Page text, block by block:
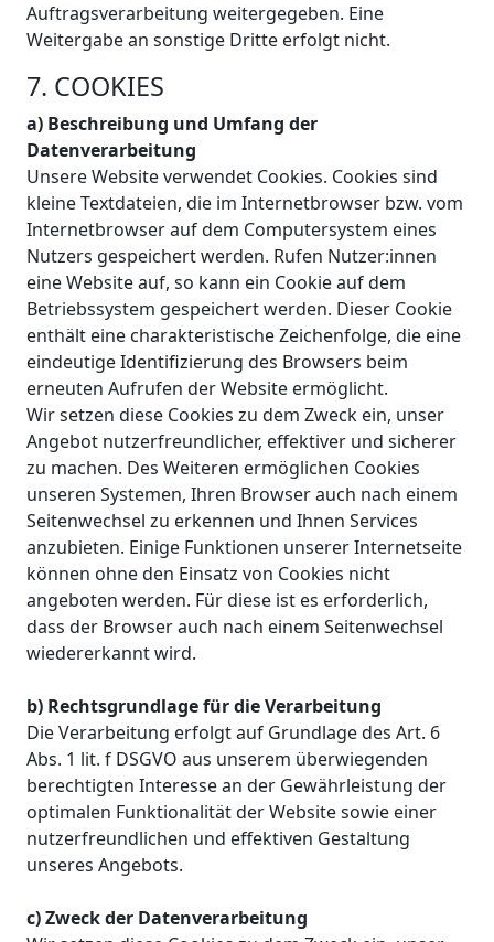
Auftragsverarbeitung weitergegeben. Eine
Weitergabe an sonstige Dritte erfolgt nicht.
7. COOKIES
a) Beschreibung und Umfang der
Datenverarbeitung
Unsere Website verwendet Cookies. Cookies sind
kleine Textdateien, die im Internetbrowser bzw. vom
Internetbrowser auf dem Computersystem eines
Nutzers gespeichert werden. Rufen Nutzer:innen
eine Website auf, so kann ein Cookie auf dem
Betriebssystem gespeichert werden. Dieser Cookie
enthält eine charakteristische Zeichenfolge, die eine
eindeutige Identifizierung des Browsers beim
erneuten Aufrufen der Website ermöglicht.
Wir setzen diese Cookies zu dem Zweck ein, unser
Angebot nutzerfreundlicher, effektiver und sicherer
zu machen. Des Weiteren ermöglichen Cookies
unseren Systemen, Ihren Browser auch nach einem
Seitenwechsel zu erkennen und Ihnen Services
anzubieten. Einige Funktionen unserer Internetseite
können ohne den Einsatz von Cookies nicht
angeboten werden. Für diese ist es erforderlich,
dass der Browser auch nach einem Seitenwechsel
wiedererkannt wird.
b) Rechtsgrundlage für die Verarbeitung
Die Verarbeitung erfolgt auf Grundlage des Art. 6
Abs. 1 lit. f DSGVO aus unserem überwiegenden
berechtigten Interesse an der Gewährleistung der
optimalen Funktionalität der Website sowie einer
nutzerfreundlichen und effektiven Gestaltung
unseres Angebots.
c) Zweck der Datenverarbeitung